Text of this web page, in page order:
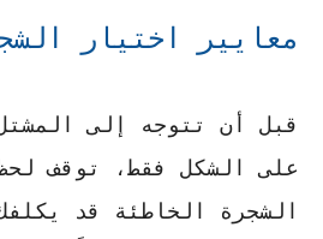
معايير اختيار
قبل أن تتوجه إلى
على الشكل فقط، توقف
الشجرة الخاطئة قد